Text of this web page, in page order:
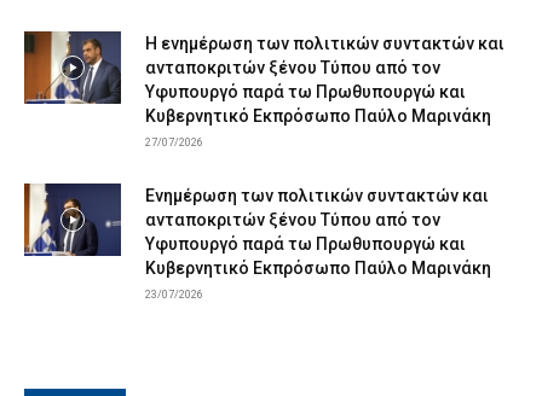
Η ενημέρωση των πολιτικών συντακτών και
ανταποκριτών ξένου Τύπου από τον
Υφυπουργό παρά τω Πρωθυπουργώ και
Κυβερνητικό Εκπρόσωπο Παύλο Μαρινάκη
27/07/2026
Ενημέρωση των πολιτικών συντακτών και
ανταποκριτών ξένου Τύπου από τον
Υφυπουργό παρά τω Πρωθυπουργώ και
Κυβερνητικό Εκπρόσωπο Παύλο Μαρινάκη
23/07/2026